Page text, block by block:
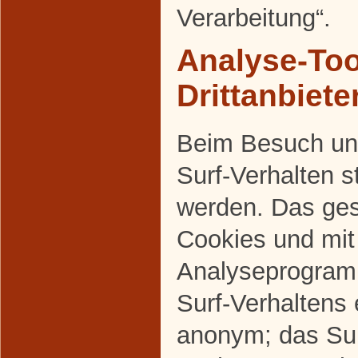
Verarbeitung“.
Analyse-
Beim Besuch
Surf-Verhalten
werden. Das
Cookies und
Surf-Verhaltens
anonym; das